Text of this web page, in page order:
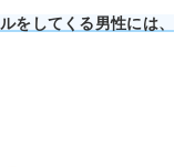
をしてくる男性には、